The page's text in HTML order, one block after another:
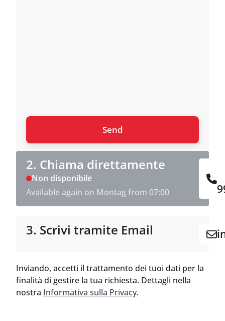
2. Chiama direttamente
Non disponibile
Available again on Montag from 07:00
3. Scrivi tramite Email
Inviando, accetti il trattamento dei tuoi dati per la
finalità di gestire la tua richiesta. Dettagli nella
nostra Informativa sulla Privacy.